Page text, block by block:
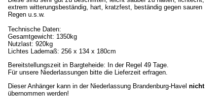
extrem witterungsbeständig, hart, kratzfest, beständig gegen sauren
Regen u.s.w.
Technische Daten:
Gesamtgewicht: 1350kg
Nutzlast: 920kg
Lichtes Lademaß: 256 x 134 x 180cm
Bereitstellungszeit in Bargteheide: In der Regel 49 Tage.
Für unsere Niederlassungen bitte die Lieferzeit erfragen.
Dieser Anhänger kann in der Niederlassung Brandenburg-Havel nicht
übernommen werden!